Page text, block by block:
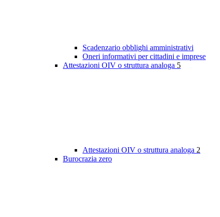
Scadenzario obblighi amministrativi
Oneri informativi per cittadini e imprese
Attestazioni OIV o struttura analoga 5
Attestazioni OIV o struttura analoga 2
Burocrazia zero